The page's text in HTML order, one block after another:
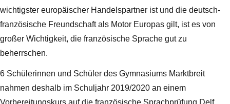
wichtigster europäischer Handelspartner ist und die deutsch-
französische Freundschaft als Motor Europas gilt, ist es von
großer Wichtigkeit, die französische Sprache gut zu
beherrschen.
6 Schülerinnen und Schüler des Gymnasiums Marktbreit
nahmen deshalb im Schuljahr 2019/2020 an einem
Vorbereitungskurs auf die französische Sprachprüfung Delf